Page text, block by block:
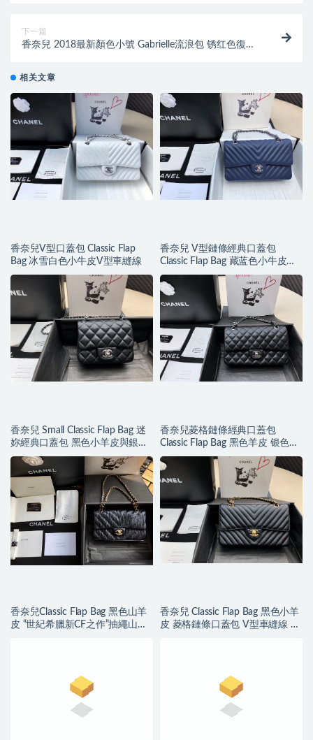
下一篇
香奈兒 2018最新顏色小號 Gabrielle流浪包 锈红色復古
相关文章
香奈兒V型口蓋包 Classic Flap
Bag 冰雪白色小牛皮V型車縫線
香奈兒 V型鏈條經典口蓋包
Classic Flap Bag 藏蓝色小牛皮银
色金屬
香奈兒 Small Classic Flap Bag 迷
妳經典口蓋包 黑色小羊皮與銀色
金屬
香奈兒菱格鏈條經典口蓋包
Classic Flap Bag 黑色羊皮 银色金
屬
香奈兒Classic Flap Bag 黑色山羊
皮 “世紀希臘新CF之作”抽繩山羊
香奈兒 Classic Flap Bag 黑色小羊
皮 菱格鏈條口蓋包 V型車縫線 金